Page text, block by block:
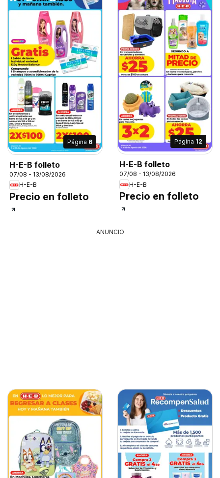
Página 6
H-E-B folleto
07/08 - 13/08/2026
H-E-B
Precio en folleto
Página 12
H-E-B folleto
07/08 - 13/08/2026
H-E-B
Precio en folleto
ANUNCIO